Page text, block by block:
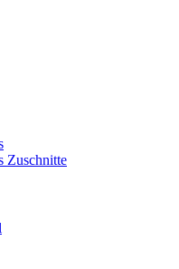
Zuschnitte